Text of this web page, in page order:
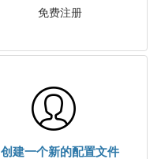
免费注册
创建一个新的配置文件